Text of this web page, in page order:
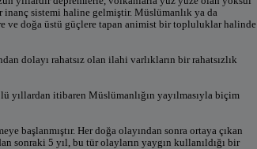
sistemi haline gelmiştir. Müslümanlık ya da
ve doğa üstü güçlere tapan animist bir topluluklar halinde
dolayı rahatsız olan ilahi varlıkların bir rahatsızlık
itibaren Müslümanlığın yayılmasıyla biçim
başlanmıştır. Her doğa olayından sonra ortaya çıkan
sonraki 5 yıl, bu tür olayların yaygın kullanıldığı bir